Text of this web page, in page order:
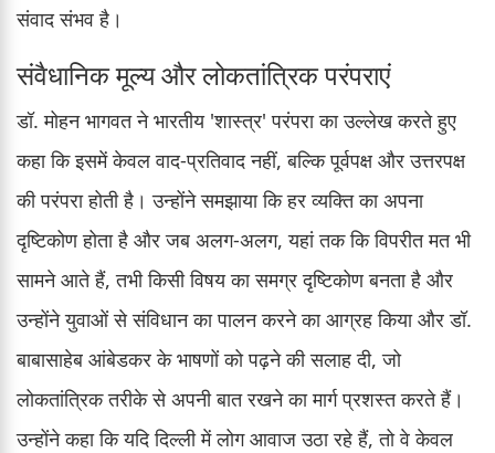
संवाद संभव है।
संवैधानिक मूल्य और लोकतांत्रिक परंपराएं
डॉ. मोहन भागवत ने भारतीय 'शास्त्र' परंपरा का उल्लेख करते हुए
कहा कि इसमें केवल वाद-प्रतिवाद नहीं, बल्कि पूर्वपक्ष और उत्तरपक्ष
की परंपरा होती है। उन्होंने समझाया कि हर व्यक्ति का अपना
दृष्टिकोण होता है और जब अलग-अलग, यहां तक कि विपरीत मत भी
सामने आते हैं, तभी किसी विषय का समग्र दृष्टिकोण बनता है और
उन्होंने युवाओं से संविधान का पालन करने का आग्रह किया और डॉ.
बाबासाहेब आंबेडकर के भाषणों को पढ़ने की सलाह दी, जो
लोकतांत्रिक तरीके से अपनी बात रखने का मार्ग प्रशस्त करते हैं।
उन्होंने कहा कि यदि दिल्ली में लोग आवाज उठा रहे हैं, तो वे केवल